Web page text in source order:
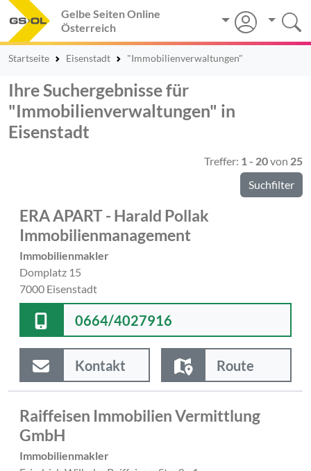
Gelbe Seiten Online
Österreich
Startseite Eisenstadt "Immobilienverwaltungen"
Ihre Suchergebnisse für
"Immobilienverwaltungen" in
Eisenstadt
Treffer: 1 - 20von 25
Suchfilter
ERA APART - Harald Pollak
Immobilienmanagement
Immobilienmakler
Domplatz 15
7000 Eisenstadt
0664/4027916
Kontakt Route
Raiffeisen Immobilien Vermittlung
GmbH
Immobilienmakler